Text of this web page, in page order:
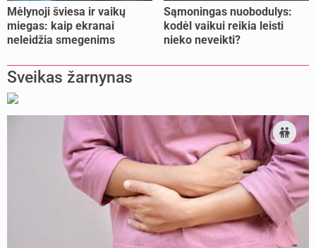
Mėlynoji šviesa ir vaikų
miegas: kaip ekranai
neleidžia smegenims
Sąmoningas nuobodulys:
kodėl vaikui reikia leisti
nieko neveikti?
Sveikas žarnynas